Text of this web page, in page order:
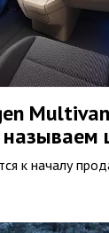
к началу